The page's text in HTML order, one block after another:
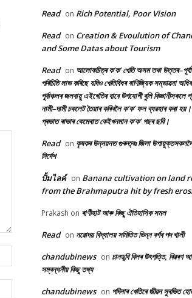
Read on Rich Potential, Poor Vision
Read on Creation & Evoulution of
and Some Datas about Tourism
Read on আলোকচিত্ৰ ক’ক’ খেতি অসম তথা
পৰিচিতি লাভ কৰিছে যদিও খেতিবিধৰ বাণিজ্যিক সম্ভাৱনা
পূৰ্বাঞ্চলৰ জলবায়ু এইখেতিৰ বাবে উপযোগী বুলি বিজ্ঞানীসকলে
নামী–দামী চকলেট তৈয়াৰ কৰিবলৈ ক’ক’ ফল ব্যৱহাৰ কৰা
প্ৰভাত ৰাভাৰ কেমেৰাত কেইখনমান ক’ক’ গছৰ ছবি।
Read on কৃষকৰ উন্নয়নত গুৰুত্বঃ জিলা উপায়ুক্তসকললৈ
নিৰ্দেশ
ปั้มไลค์ on Banana cultivation on land
from the Brahmaputra hit by fresh
Prakash on ৰাণীহাট আৰু কিছু ঐতিহাসিক সমল
Read on নৱোদয় বিদ্যালয় সমিতিত ভিন্ন বৰ্গৰ পদ খালী
chandubinews on চানডুবি বিলৰ উৎপত্তি, বিৱৰণ
সম্বন্ধনীয় কিছু তথ্য
chandubinews on পদিনাৰ খেতিৰে জীৱন সুৰভিত